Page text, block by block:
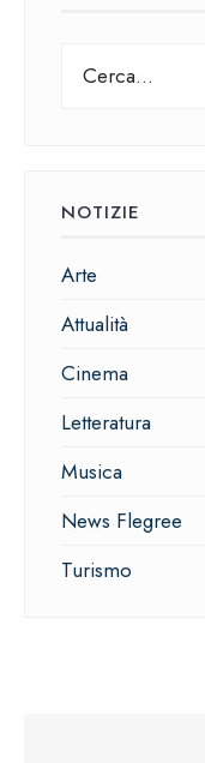
NOTIZIE
Arte
Attualità
Cinema
Letteratura
Musica
News Flegree
Turismo